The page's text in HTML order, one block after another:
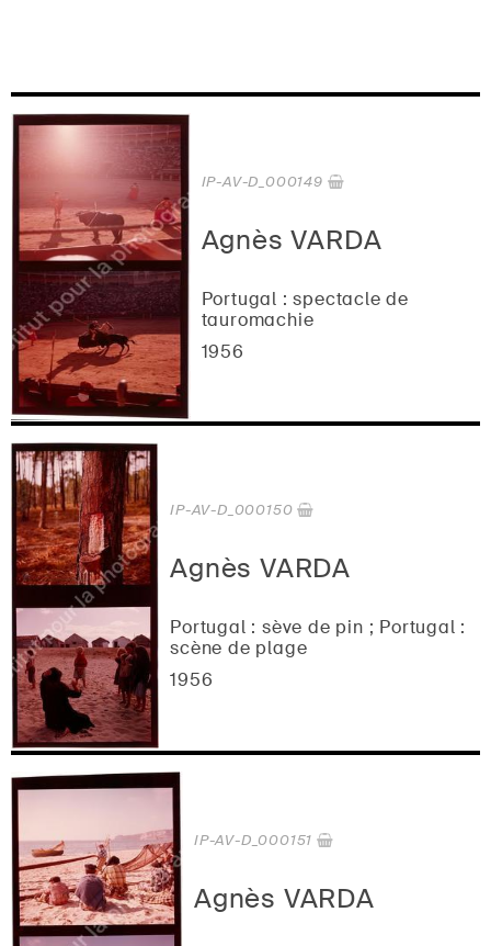
Agnès VARDA
Portugal : spectacle de
tauromachie
1956
IP-AV-D_000149
Agnès VARDA
Portugal : sève de pin ; Portugal :
scène de plage
1956
IP-AV-D_000150
Agnès VARDA
IP-AV-D_000151